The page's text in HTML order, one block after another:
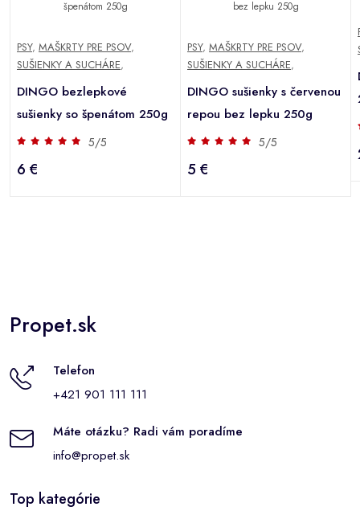
PSY, MAŠKRTY PRE PSOV,
SUŠIENKY A SUCHÁRE,
DINGO bezlepkové
sušienky so špenátom 250g
5/5
6 €
PSY, MAŠKRTY PRE PSOV,
SUŠIENKY A SUCHÁRE,
DINGO sušienky s červenou
repou bez lepku 250g
5/5
5 €
Propet.sk
Telefon
+421 901 111 111
Máte otázku? Radi vám poradíme
info@propet.sk
Top kategórie